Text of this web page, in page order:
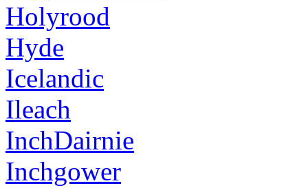
Holyrood
Hyde
Icelandic
Ileach
InchDairnie
Inchgower